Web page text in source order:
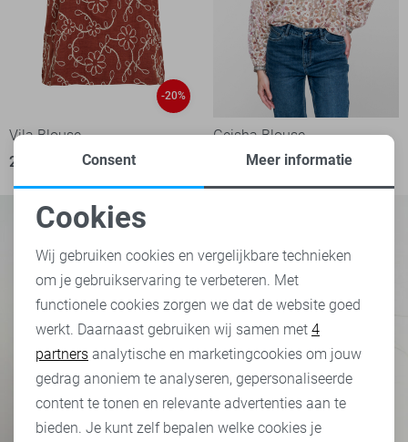
-20%
Vila Blouse
28,00
34,99
Geisha Blouse
79,99
Noodzakelijke cookies
Personalisatie cookies
Analytische cookies
Marketing cookies
Consent Meer informatie
Cookies
Wij gebruiken cookies en vergelijkbare technieken
om je gebruikservaring te verbeteren. Met
functionele cookies zorgen we dat de website goed
werkt. Daarnaast gebruiken wij samen met 4
partners analytische en marketingcookies om jouw
gedrag anoniem te analyseren, gepersonaliseerde
content te tonen en relevante advertenties aan te
bieden. Je kunt zelf bepalen welke cookies je